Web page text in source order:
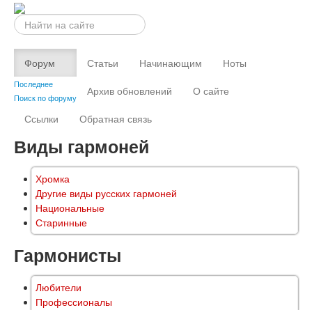
Искать...
Форум
Последнее
Поиск по форуму
Статьи Начинающим
Ноты
Архив обновлений
О сайте
Ссылки
Обратная связь
Виды гармоней
Хромка
Другие виды русских гармоней
Национальные
Старинные
Гармонисты
Любители
Профессионалы